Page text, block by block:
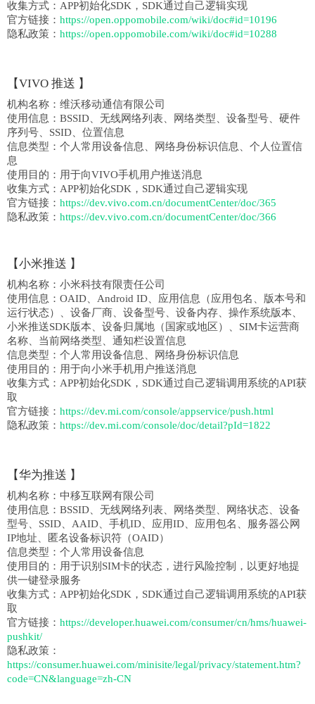
收集方式： APP初始化SDK，SDK通过自己逻辑实现
官方链接： https://open.oppomobile.com/wiki/doc#id=10196
隐私政策： https://open.oppomobile.com/wiki/doc#id=10288
【VIVO 推送 】
机构名称： 维沃移动通信有限公司
使用信息： BSSID、无线网络列表、网络类型、设备型号、硬件
序列号、SSID、位置信息
信息类型： 个人常用设备信息、网络身份标识信息、个人位置信
息
使用目的： 用于向VIVO手机用户推送消息
收集方式： APP初始化SDK，SDK通过自己逻辑实现
官方链接： https://dev.vivo.com.cn/documentCenter/doc/365
隐私政策： https://dev.vivo.com.cn/documentCenter/doc/366
【小米推送 】
机构名称： 小米科技有限责任公司
使用信息： OAID、Android ID、应用信息（应用包名、版本号和
运行状态）、设备厂商、设备型号、设备内存、操作系统版本、
小米推送SDK版本、设备归属地（国家或地区）、SIM卡运营商
名称、当前网络类型、通知栏设置信息
信息类型： 个人常用设备信息、网络身份标识信息
使用目的： 用于向小米手机用户推送消息
收集方式： APP初始化SDK，SDK通过自己逻辑调用系统的API获
取
官方链接： https://dev.mi.com/console/appservice/push.html
隐私政策： https://dev.mi.com/console/doc/detail?pId=1822
【华为推送 】
机构名称： 中移互联网有限公司
使用信息： BSSID、无线网络列表、网络类型、网络状态、设备
型号、SSID、AAID、手机ID、应用ID、应用包名、服务器公网
IP地址、匿名设备标识符（OAID）
信息类型： 个人常用设备信息
使用目的： 用于识别SIM卡的状态，进行风险控制，以更好地提
供一键登录服务
收集方式： APP初始化SDK，SDK通过自己逻辑调用系统的API获
取
官方链接： https://developer.huawei.com/consumer/cn/hms/huawei-
pushkit/
隐私政策：
https://consumer.huawei.com/minisite/legal/privacy/statement.htm?
code=CN&language=zh-CN